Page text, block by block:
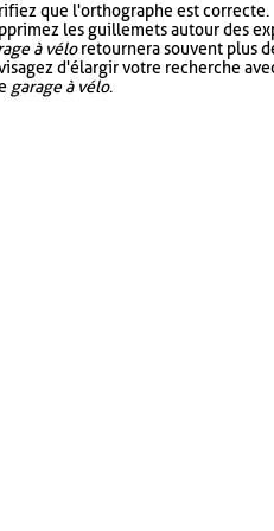
que l'orthographe est correcte.
les guillemets autour des
à véloretournera souvent plus
d'élargir votre recherche
garage à vélo.